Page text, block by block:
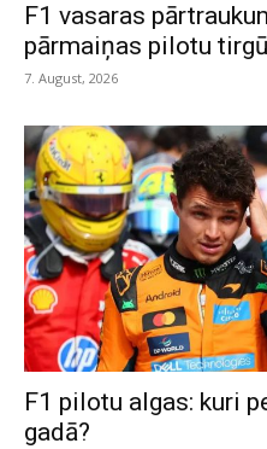
F1 vasaras
pārmaiņas pilotu tirgū
7. August, 2026
F1 pilotu algas: kuri
gadā?